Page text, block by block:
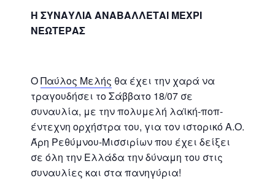
Η ΣΥΝΑΥΛΙΑ ΑΝΑΒΑΛΛΕΤΑΙ ΜΕΧΡΙ
ΝΕΩΤΕΡΑΣ
ΟΠαύλος Μελής θα έχει την χαρά να
τραγουδήσει το Σάββατο 18/07 σε
συναυλία, με την πολυμελή λαϊκή-ποπ-
έντεχνη ορχήστρα του, για τον ιστορικό Α.Ο.
Άρη Ρεθύμνου-Μισσιρίων που έχει δείξει
σε όλη την Ελλάδα την δύναμη του στις
συναυλίες και στα πανηγύρια!